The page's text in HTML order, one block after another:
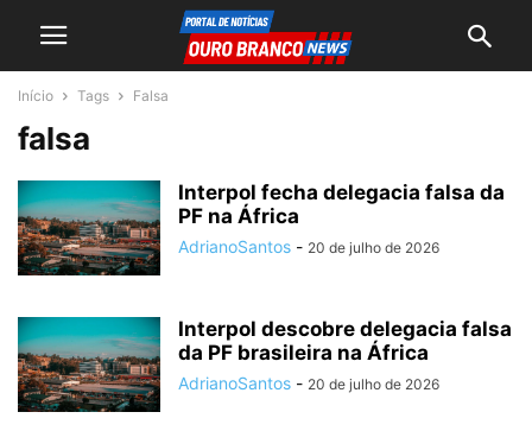
Início Tags Falsa
falsa
Interpol fecha delegacia falsa da
PF na África
AdrianoSantos - 20 de julho de 2026
Interpol descobre delegacia falsa
da PF brasileira na África
AdrianoSantos - 20 de julho de 2026